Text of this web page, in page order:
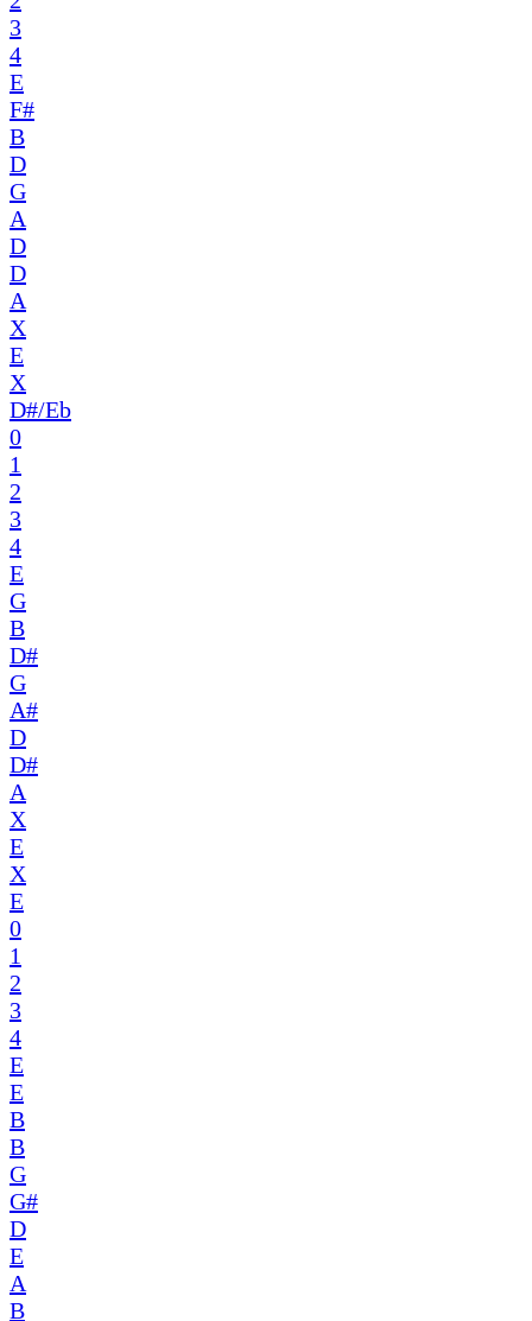
3
4
E
F#
B
D
G
A
D
D
A
X
E
X
D#/Eb
0
1
2
3
4
E
G
B
D#
G
A#
D
D#
A
X
E
X
E
0
1
2
3
4
E
E
B
B
G
G#
D
E
A
B